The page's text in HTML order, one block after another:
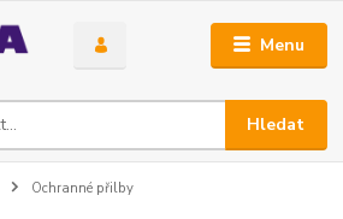
Menu
Hledat
Ochranné přilby